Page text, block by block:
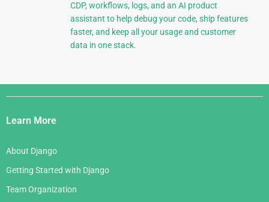
CDP, workflows, logs, and an AI product
assistant to help debug your code, ship features
faster, and keep all your usage and customer
data in one stack.
Django
Links
Learn More
About Django
Getting Started with Django
Team Organization